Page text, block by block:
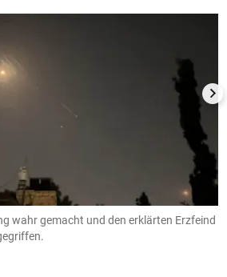
wahr gemacht und den erklärten Erzfeind